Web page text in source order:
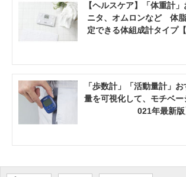
【ヘルスケア】「体重計
ニタ、オムロンなど 体
定できる体組成計タイプ
「歩数計」「活動量計」
量を可視化して、モチベ
021年最新版